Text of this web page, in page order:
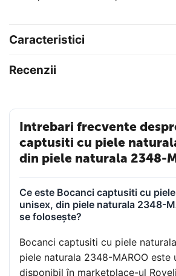
Caracteristici
Recenzii
Intrebari frecvente
captusiti cu piele
din piele naturala 2348-
Ce este Bocanci captusiti cu
unisex, din piele naturala 2348-
se folosește?
Bocanci captusiti cu piele
piele naturala 2348-MAROO este
disponibil în marketplace-ul